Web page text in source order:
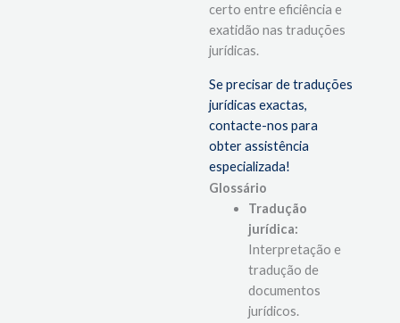
certo entre eficiência e
exatidão nas traduções
jurídicas.
Se precisar de traduções
jurídicas exactas,
contacte-nos para
obter assistência
especializada!
Glossário
Tradução
jurídica:
Interpretação e
tradução de
documentos
jurídicos.